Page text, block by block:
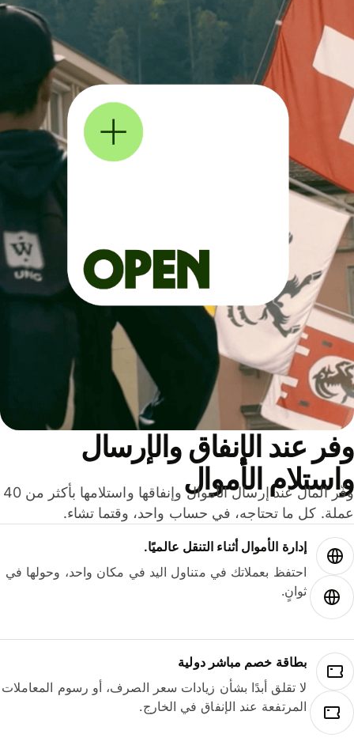
عند الإنفاق والإرسال
الأموال
وفّر المال عند إرسال الأموال وإنفاقها واستلامها بأكثر من 40
كل ما تحتاجه، في حساب واحد، وقتما تشاء.
إدارة الأموال أثناء التنقل عالميًا.
احتفظ بعملاتك في متناول اليد في مكان واحد، وحولها في
ثوانٍ.
بطاقة خصم مباشر دولية
لا تقلق أبدًا بشأن زيادات سعر الصرف، أو رسوم المعاملات
المرتفعة عند الإنفاق في الخارج.